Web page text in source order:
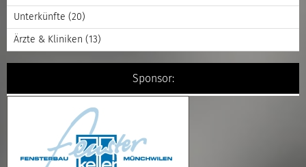
Unterkünfte (20)
Ärzte & Kliniken (13)
Sponsor: